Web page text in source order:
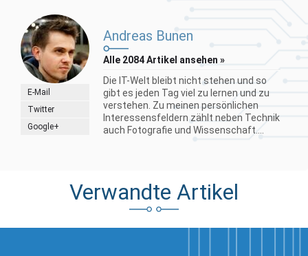
E-Mail
Twitter
Google+
Andreas Bunen
Alle 2084 Artikel ansehen »
Die IT-Welt bleibt nicht stehen und so
gibt es jeden Tag viel zu lernen und zu
verstehen. Zu meinen persönlichen
Interessensfeldern zählt neben Technik
auch Fotografie und Wissenschaft....
Verwandte Artikel